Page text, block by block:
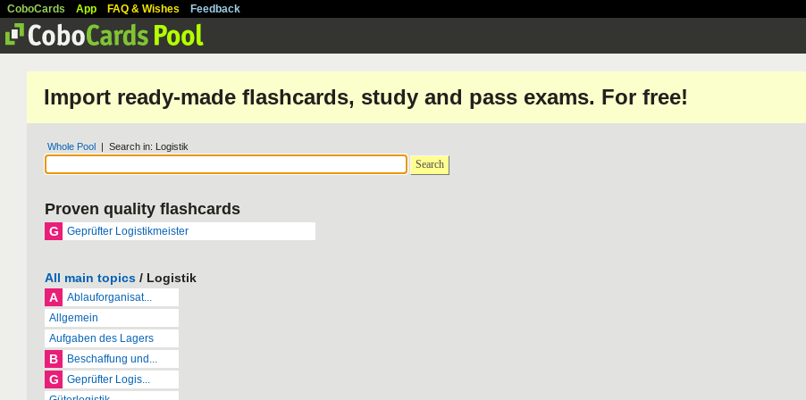
CoboCards App FAQ & Wishes Feedback
Import ready-made flashcards, study and pass exams. For free!
Whole Pool | Search in: Logistik
Search
Proven quality flashcards
G Geprüfter Logistikmeister
All main topics / Logistik
A
Ablauforganisat...
Allgemein
Aufgaben des Lagers
B Beschaffung und...
G
Geprüfter Logis...